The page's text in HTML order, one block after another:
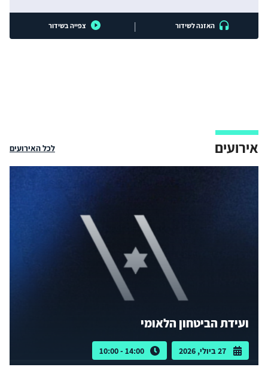
האזנה לשידור | צפייה בשידור
אירועים לכל האירועים
ועידת הביטחון הלאומי
27 ביולי, 2026 14:00 - 10:00